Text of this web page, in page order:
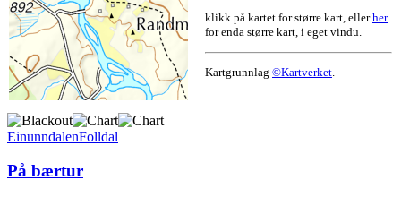
klikk på kartet for større kart, ellerher
for enda større kart, i eget vindu.
Kartgrunnlag ©Kartverket.
EinunndalenFolldal
På bærtur